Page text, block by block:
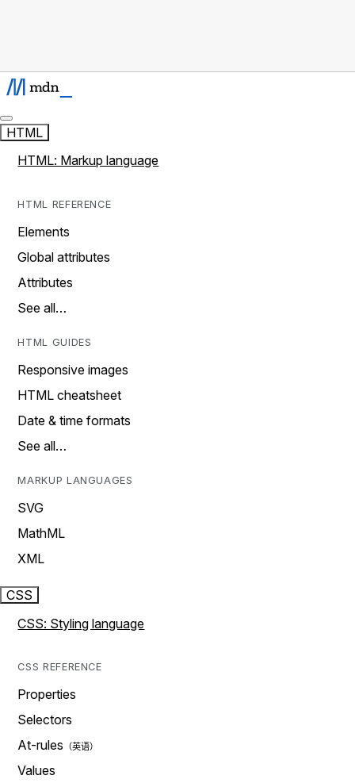
HTML
HTML: Markup language
HTML REFERENCE
Elements
Global attributes
Attributes
See all…
HTML GUIDES
Responsive images
HTML cheatsheet
Date & time formats
See all…
MARKUP LANGUAGES
SVG
MathML
XML
CSS
CSS: Styling language
CSS REFERENCE
Properties
Selectors
At-rules
Values